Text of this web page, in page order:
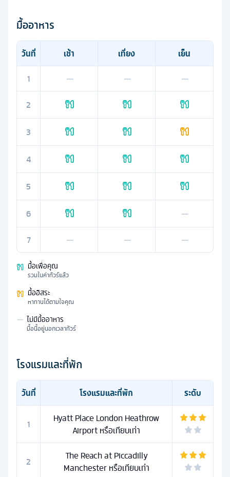
มื้ออาหาร
วันที่ เช้า เที่ยง
เย็น
1
— —
—
2
3
4
5
6
—
7
— — —
มื้อเพื่อคุณ
รวมในค่าทัวร์แล้ว
มื้ออิสระ
หาทานได้ตามใจคุณ
— ไม่มีมื้ออาหาร
มื้อนี้อยู่นอกเวลาทัวร์
โรงแรมและที่พัก
วันที่ โรงแรมและที่พัก ระดับ
1
Hyatt Place London Heathrow
Airport หรือเทียบเท่า
2
The Reach at Piccadilly
Manchester หรือเทียบเท่า